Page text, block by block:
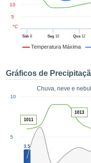
forma
digital
de alta
custo.
CONTINUAR
CONFIGURAÇÕES
Temperatura Máxima
Sáb8 Seg10 Qua12
5
10
°C
Gráficos de
Chuva, neve e
5
10
3.5
1011
1013